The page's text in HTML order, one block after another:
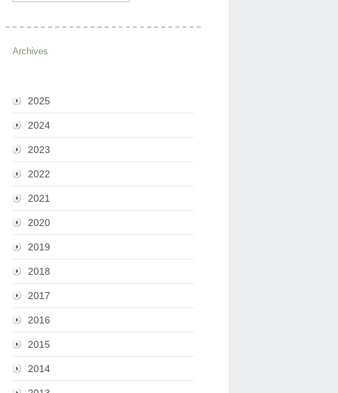
Archives
2025
2024
2023
2022
2021
2020
2019
2018
2017
2016
2015
2014